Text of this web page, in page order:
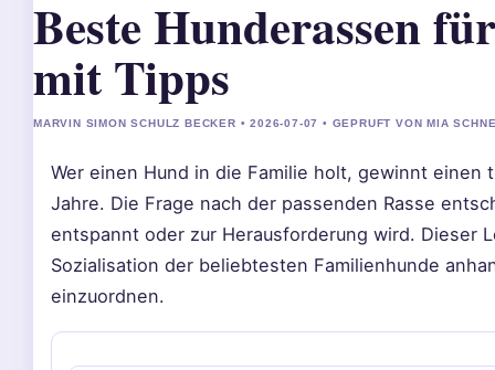
Beste Hunderassen
mit Tipps
MARVIN SIMON SCHULZ BECKER • 2026-07-07 • GEPRUFT VON MIA
Wer einen Hund in die Familie holt, gewinnt
Jahre. Die Frage nach der passenden Rasse
entspannt oder zur Herausforderung wird. Dieser
Sozialisation der beliebtesten Familienhunde
einzuordnen.